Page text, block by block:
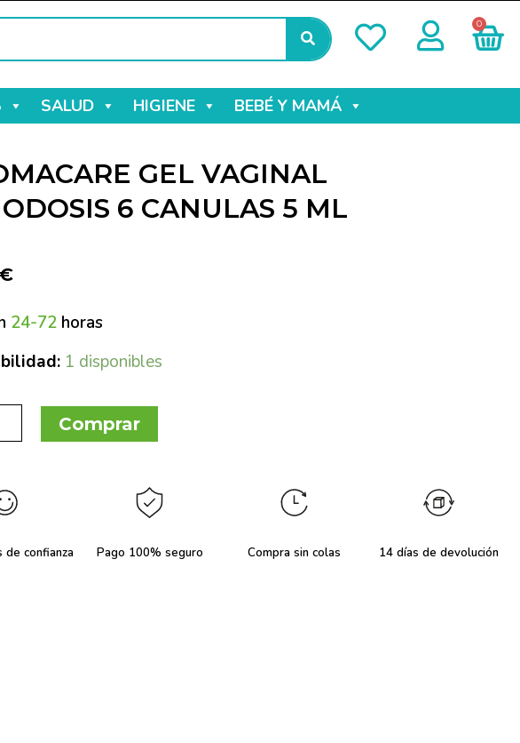
0
SALUD HIGIENE BEBÉ Y MAMÁ
GEL VAGINAL
6 CANULAS 5 ML
€
24-72 horas
1 disponibles
Comprar
de confianza Pago 100% seguro Compra sin colas 14 días de devolución